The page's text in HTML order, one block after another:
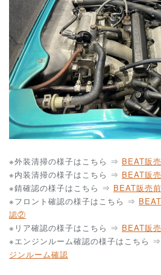
※外装清掃の様子はこちら ⇒ BEAT販
※内装清掃の様子はこちら ⇒ BEAT販
※錆確認の様子はこちら ⇒ BEAT販売
※フロント確認の様子はこちら ⇒
認②
※リア確認の様子はこちら ⇒ BEAT販
※エンジンルーム確認の様子はこちら ⇒
ジンルーム確認